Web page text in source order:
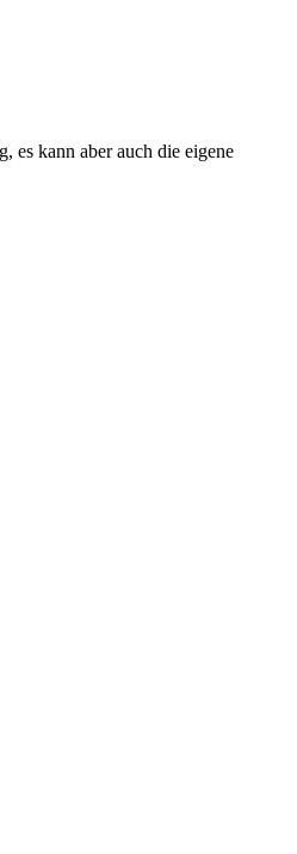
es kann aber auch die eigene